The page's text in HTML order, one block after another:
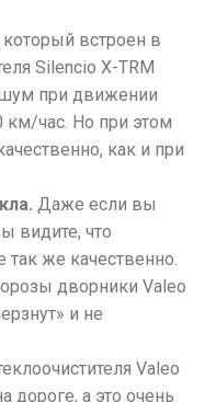
который встроен в
Silencio X-TRM
шум при движении
км/час. Но при этом
как и при
.Даже если вы
видите, что
же качественно.
дворники Valeo
и не
Valeo
дороге, а это очень